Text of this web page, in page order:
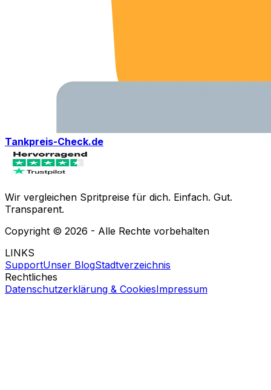
Tankpreis-Check.de
Wir vergleichen Spritpreise für dich. Einfach. Gut.
Transparent.
Copyright © 2026 - Alle Rechte vorbehalten
LINKS
SupportUnser BlogStadtverzeichnis
Rechtliches
Datenschutzerklärung & CookiesImpressum